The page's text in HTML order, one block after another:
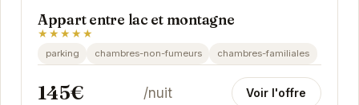
Appart entre lac et montagne
★★★★★
parking chambres-non-fumeurs chambres-familiales
145€ /nuit Voir l'offre